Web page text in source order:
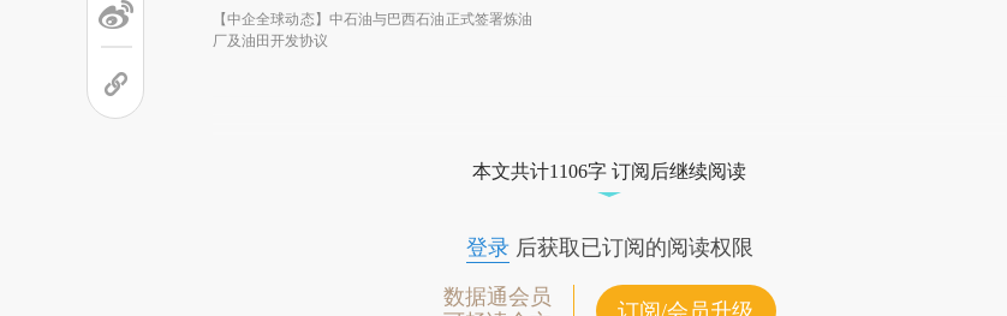
【中企全球动态】中石油与巴西石油正式签署炼油
厂及油田开发协议
本文共计1106字 订阅后继续阅读
登录后获取已订阅的阅读权限
数据通会员
订阅/会员升级